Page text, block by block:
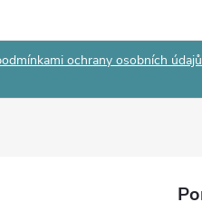
ochrany osobních údajů